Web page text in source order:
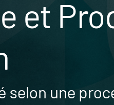
et
selon une